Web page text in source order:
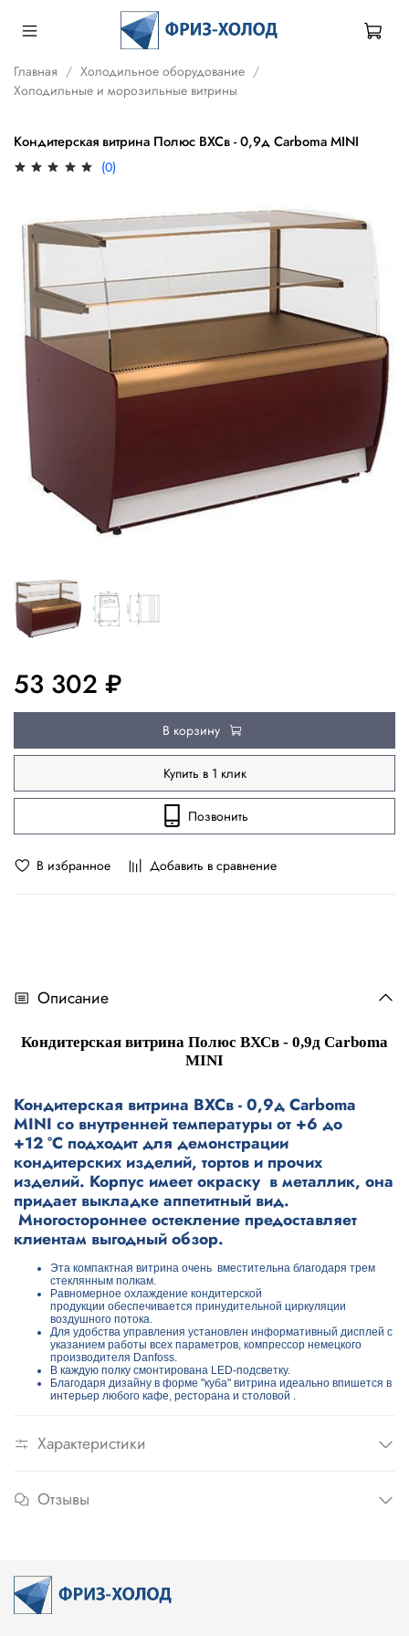
Главная
Холодильное оборудование
Холодильные и морозильные витрины
Кондитерская витрина Полюс ВХСв - 0,9д Carboma MINI
(0)
В избранное Добавить в сравнение
53 302 ₽
В корзину
Купить в 1 клик
Позвонить
Описание
Кондитерская витрина Полюс ВХСв - 0,9д Carboma
MINI
Кондитерская витрина ВХСв - 0,9д Carboma
MINI со внутренней температуры от +6 до
+12 °С подходит для демонстрации
кондитерских изделий, тортов и прочих
изделий. Корпус имеет окраску в металлик, она
придает выкладке аппетитный вид.
Многостороннее остекление предоставляет
клиентам выгодный обзор.
Эта компактная витрина очень вместительна благодаря трем
стеклянным полкам.
Равномерное охлаждение кондитерской
продукции обеспечивается принудительной циркуляции
воздушного потока.
Для удобства управления установлен информативный дисплей с
указанием работы всех параметров, компрессор немецкого
производителя Danfoss.
В каждую полку смонтирована LED-подсветку.
Благодаря дизайну в форме "куба" витрина идеально впишется в
интерьер любого кафе, ресторана и столовой .
Характеристики
Отзывы